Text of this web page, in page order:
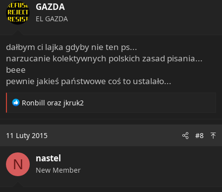
o
n
s
GAZDA
EL GAZDA
dałbym ci lajka gdyby nie ten ps...
narzucanie kolektywnych polskich zasad pisania...
beee
pewnie jakieś państwowe coś to ustalało...
R
t
o
n
s
Ronbill oraz jkruk2
11 Luty 2015 #8
N nastel
New Member